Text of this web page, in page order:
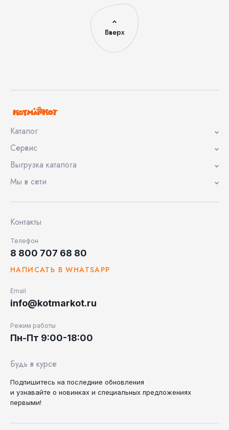
Вверх
Каталог
Сервис
Выгрузка каталога
Мы в сети
Контакты
Телефон
8 800 707 68 80
НАПИСАТЬ В WHATSAPP
Email
info@kotmarkot.ru
Режим работы
Пн-Пт 9:00-18:00
Будь в курсе
Подпишитесь на последние обновления
и узнавайте о новинках и специальных предложениях
первыми!